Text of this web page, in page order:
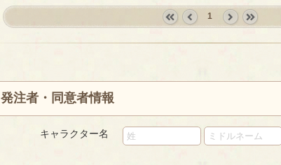
first prev
›
»
1
発注者・同意者情報
キャラクター名